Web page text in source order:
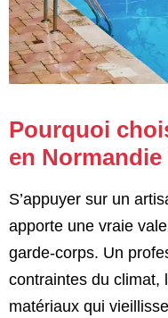
Pourquoi
en Normandie
S’appuyer sur un
apporte une vraie
garde-corps. Un
contraintes du climat,
matériaux qui